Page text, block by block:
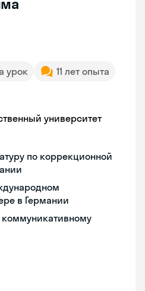
урок
11 лет опыта
университет
по коррекционной
в Германии